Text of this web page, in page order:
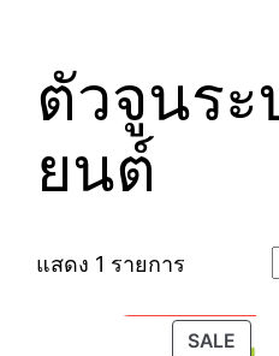
ตัวจูนระ
ยนต์
แสดง 1 รายการ
SALE